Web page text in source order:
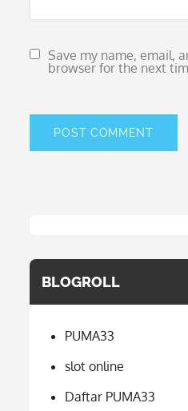
Save my name, email,
browser for the next
BLOGROLL
PUMA33
slot online
Daftar PUMA33